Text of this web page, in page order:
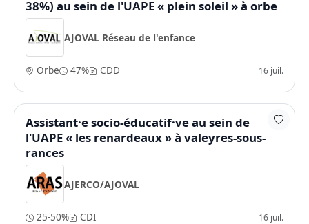
38%) au sein de l'UAPE « plein soleil » à orbe
AJOVAL Réseau de l'enfance
Orbe 47% CDD 16 juil.
Assistant·e socio-éducatif·ve au sein de
l'UAPE « les renardeaux » à valeyres-sous-
rances
AJERCO/AJOVAL
25-50% CDI 16 juil.